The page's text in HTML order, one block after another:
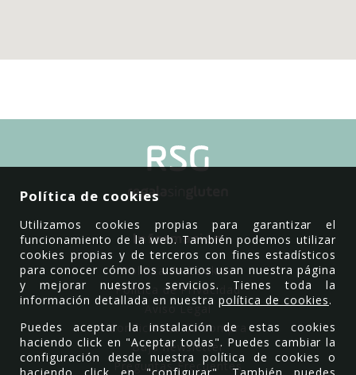
Información
Política de Cookies
Política de Privacidad
Aviso Legal
Condiciones de compra
Baja newsletter
Preguntas Frecuentes
Política de cookies
Utilizamos cookies propias para garantizar el
funcionamiento de la web. También podemos utilizar
cookies propias y de terceros con fines estadísticos
para conocer cómo los usuarios usan nuestra página
y mejorar nuestros servicios. Tienes toda la
información detallada en nuestrapolítica de cookies.
Puedes aceptar la instalación de estas cookies
haciendo click en "Aceptar todas". Puedes cambiar la
configuración desde nuestra política de cookies o